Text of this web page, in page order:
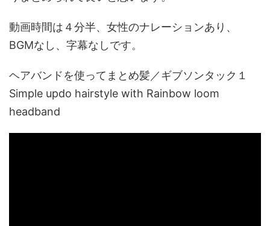
動画時間は４分半、女性のナレーションあり、
BGMなし、字幕なしです。
ヘアバンドを使ってまとめ髪／ギブソンタック１
Simple updo hairstyle with Rainbow loom
headband